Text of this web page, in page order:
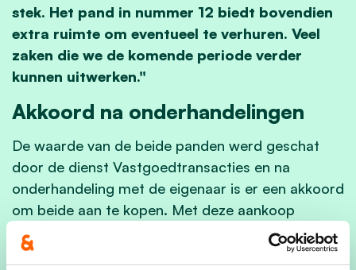
stek. Het pand in nummer 12 biedt bovendien
extra ruimte om eventueel te verhuren. Veel
zaken die we de komende periode verder
kunnen uitwerken."
Akkoord na onderhandelingen
De waarde van de beide panden werd geschat
door de dienst Vastgoedtransacties en na
onderhandeling met de eigenaar is er een akkoord
om beide aan te kopen. Met deze aankoop
verwerven we midden in het centrum een
strategische site met diverse